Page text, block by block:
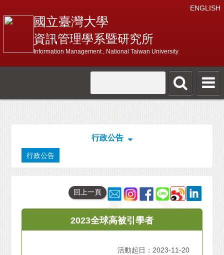
ENGLISH
國立臺灣大學
資訊管理學系暨研究所
Information Management , National Taiwan University
行政公告
行政公告
回上一頁
2023全球高被引學者
活動起日：2023-11-20